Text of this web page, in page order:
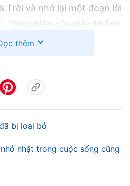
Trời và nhớ lại một đoạn lời
“ Biểu hiện của việc không
là lúc nào cũng chỉ
chuyện gì cũng luôn
lên bảo vệ công tác của
không? Ngươi không có
Chúa Trời, ngươi
thêm
bị loại bỏ
nhặt trong cuộc sống cũng